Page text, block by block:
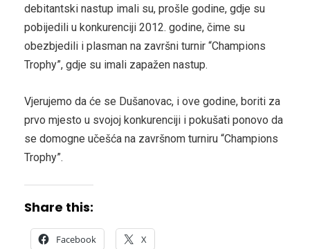
debitantski nastup imali su, prošle godine, gdje su
pobijedili u konkurenciji 2012. godine, čime su
obezbjedili i plasman na završni turnir “Champions
Trophy”, gdje su imali zapažen nastup.
Vjerujemo da će se Dušanovac, i ove godine, boriti za
prvo mjesto u svojoj konkurenciji i pokušati ponovo da
se domogne učešća na završnom turniru “Champions
Trophy”.
Share this:
Facebook X